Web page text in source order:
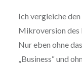
Ich vergleiche
Mikroversion des
Nur eben ohne
„Business“ und